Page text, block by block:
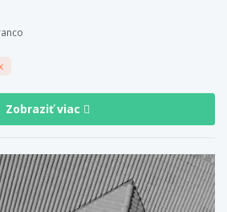
Zobraziť viac